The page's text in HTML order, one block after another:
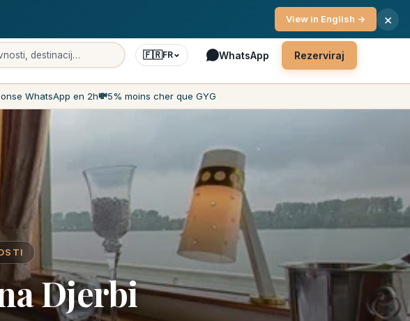
🇫🇷FR WhatsApp Rezerviraj
WhatsApp en 2h💸5% moins cher que GYG
Djerbi
View in English → ×